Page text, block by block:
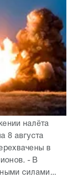
налёта
8 августа
в
- В
силами...